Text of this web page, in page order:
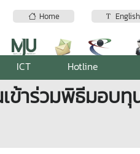
Home English
ICT Hotline
ข้าร่วมพิธีมอบทุ